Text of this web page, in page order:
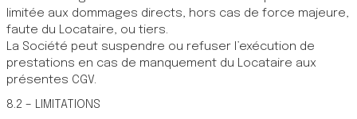
limitée aux dommages directs, hors cas de force majeure,
faute du Locataire, ou tiers.
La Société peut suspendre ou refuser l’exécution de
prestations en cas de manquement du Locataire aux
présentes CGV.
8.2 – LIMITATIONS